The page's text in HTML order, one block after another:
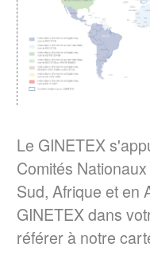
consommation
des textiles ?
principaux
son impact sur
La norme ISO
Le 6 décembre
3758:2023,
d'entretien
Le GINETEX
Comités
Sud, Afrique et en
GINETEX dans
référer à notre